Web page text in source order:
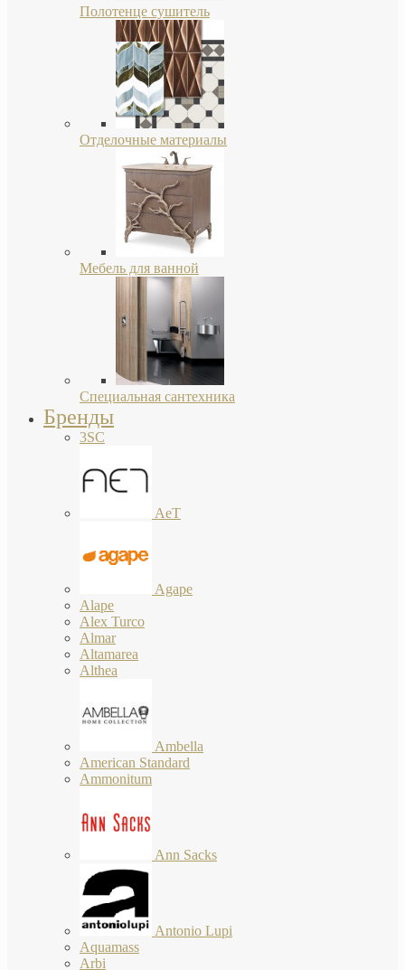
Полотенце сушитель
Отделочные материалы
Мебель для ванной
Специальная сантехника
Бренды
3SC
AeT
Agape
Alape
Alex Turco
Almar
Altamarea
Althea
Ambella
American Standard
Ammonitum
Ann Sacks
Antonio Lupi
Aquamass
Arbi